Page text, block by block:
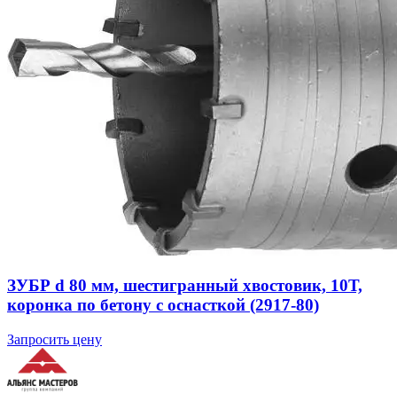
ЗУБР d 80 мм, шестигранный хвостовик, 10Т,
коронка по бетону с оснасткой (2917-80)
Запросить цену